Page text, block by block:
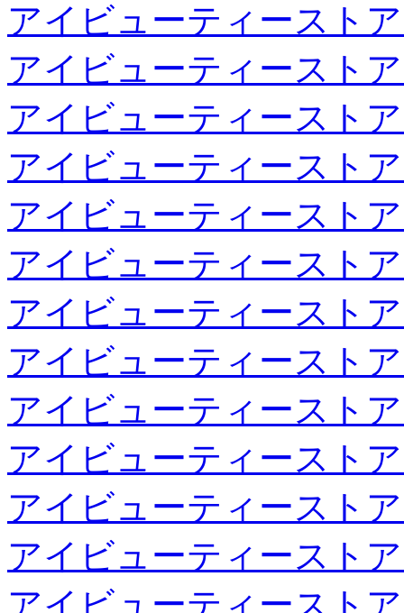
アイビューティースト
アイビューティースト
アイビューティースト
アイビューティースト
アイビューティースト
アイビューティースト
アイビューティースト
アイビューティースト
アイビューティースト
アイビューティースト
アイビューティースト
アイビューティースト
アイビューティースト